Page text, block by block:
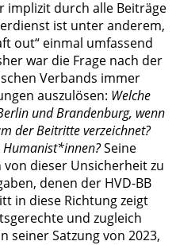
implizit durch alle Beiträge
ist unter anderem,
out“ einmal umfassend
war die Frage nach der
Verbands immer
auszulösen: Welche
und Brandenburg, wenn
der Beitritte verzeichnet?
Humanist*innen?Seine
dieser Unsicherheit zu
denen der HVD-BB
in diese Richtung zeigt
und zugleich
seiner Satzung von 2023,